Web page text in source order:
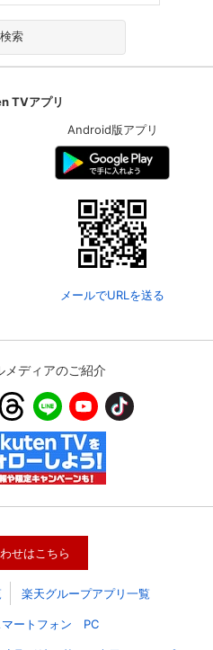
閉じる
報、本人連絡先、パスワード 、クレ
トカード情報の変更が可能です。
TVアプリ
Android版アプリ
メールでURLを送る
メディアのご紹介
せはこちら
楽天グループアプリ一覧
マートフォン PC